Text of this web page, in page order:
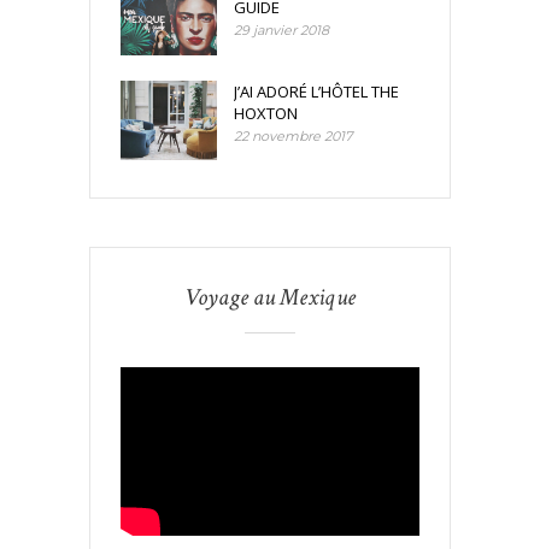
GUIDE
29 janvier 2018
J’AI ADORÉ L’HÔTEL THE
HOXTON
22 novembre 2017
Voyage au Mexique